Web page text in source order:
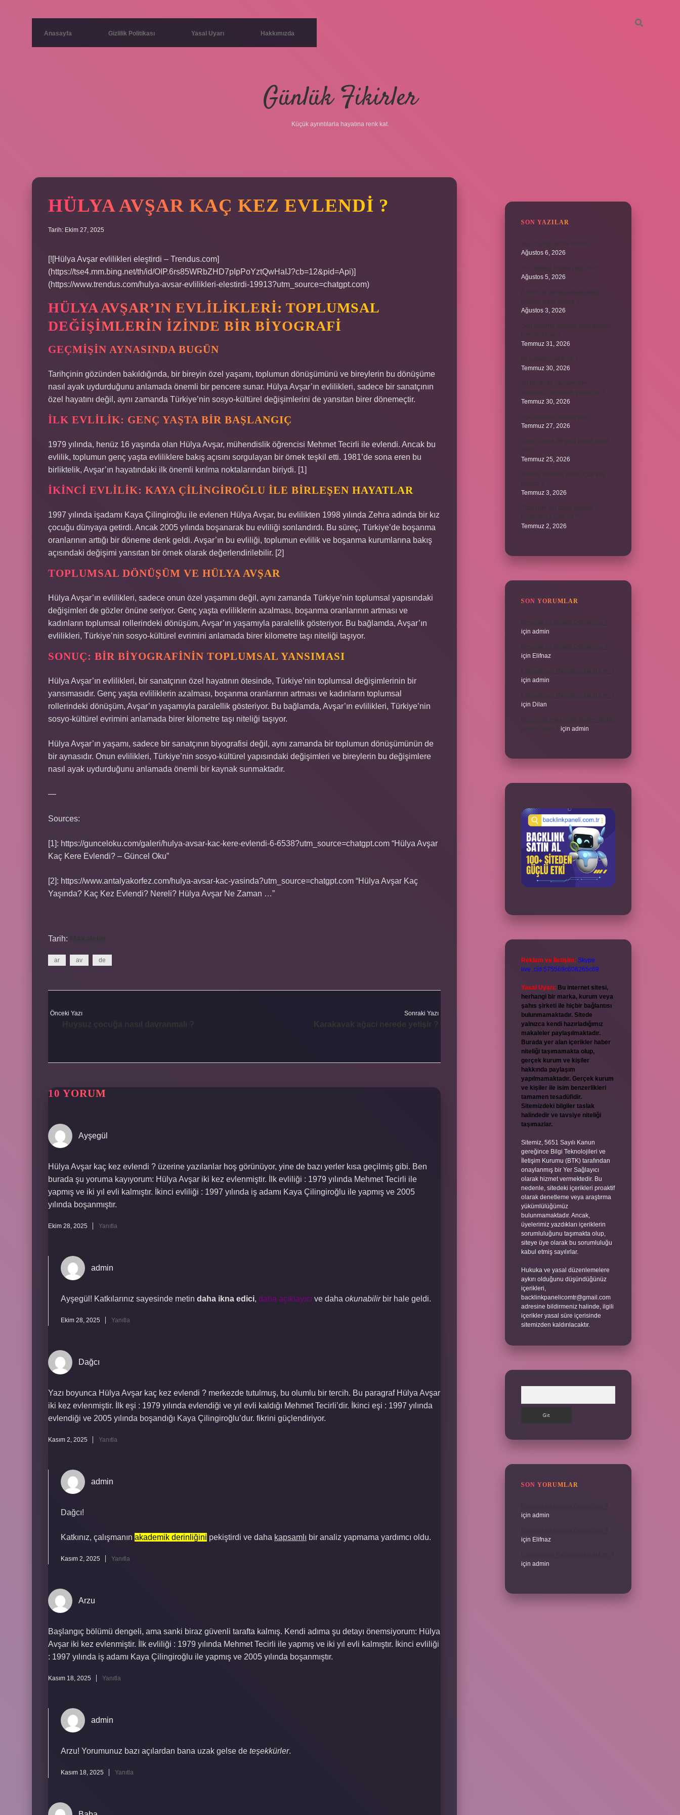
Anasayfa Gizlilik Politikası Yasal Uyarı Hakkımızda
Günlük Fikirler
Küçük ayrıntılarla hayatına renk kat.
HÜLYA AVŞAR KAÇ KEZ EVLENDI ?
Tarih: Ekim 27, 2025
[![Hülya Avşar evlilikleri eleştirdi – Trendus.com]
(https://tse4.mm.bing.net/th/id/OIP.6rs85WRbZHD7pIpPoYztQwHaIJ?cb=12&pid=Api)]
(https://www.trendus.com/hulya-avsar-evlilikleri-elestirdi-19913?utm_source=chatgpt.com)
HÜLYA AVŞAR’IN EVLILIKLERI: TOPLUMSAL
DEĞIŞIMLERIN İZINDE BIR BIYOGRAFI
GEÇMIŞIN AYNASINDA BUGÜN
Tarihçinin gözünden bakıldığında, bir bireyin özel yaşamı, toplumun dönüşümünü ve bireylerin bu dönüşüme
nasıl ayak uydurduğunu anlamada önemli bir pencere sunar. Hülya Avşar’ın evlilikleri, sadece bir sanatçının
özel hayatını değil, aynı zamanda Türkiye’nin sosyo-kültürel değişimlerini de yansıtan birer dönemeçtir.
İLK EVLILIK: GENÇ YAŞTA BIR BAŞLANGIÇ
1979 yılında, henüz 16 yaşında olan Hülya Avşar, mühendislik öğrencisi Mehmet Tecirli ile evlendi. Ancak bu
evlilik, toplumun genç yaşta evliliklere bakış açısını sorgulayan bir örnek teşkil etti. 1981’de sona eren bu
birliktelik, Avşar’ın hayatındaki ilk önemli kırılma noktalarından biriydi. [1]
İKINCI EVLILIK: KAYA ÇILINGIROĞLU ILE BIRLEŞEN HAYATLAR
1997 yılında işadamı Kaya Çilingiroğlu ile evlenen Hülya Avşar, bu evlilikten 1998 yılında Zehra adında bir kız
çocuğu dünyaya getirdi. Ancak 2005 yılında boşanarak bu evliliği sonlandırdı. Bu süreç, Türkiye’de boşanma
oranlarının arttığı bir döneme denk geldi. Avşar’ın bu evliliği, toplumun evlilik ve boşanma kurumlarına bakış
açısındaki değişimi yansıtan bir örnek olarak değerlendirilebilir. [2]
TOPLUMSAL DÖNÜŞÜM VE HÜLYA AVŞAR
Hülya Avşar’ın evlilikleri, sadece onun özel yaşamını değil, aynı zamanda Türkiye’nin toplumsal yapısındaki
değişimleri de gözler önüne seriyor. Genç yaşta evliliklerin azalması, boşanma oranlarının artması ve
kadınların toplumsal rollerindeki dönüşüm, Avşar’ın yaşamıyla paralellik gösteriyor. Bu bağlamda, Avşar’ın
evlilikleri, Türkiye’nin sosyo-kültürel evrimini anlamada birer kilometre taşı niteliği taşıyor.
SONUÇ: BIR BIYOGRAFININ TOPLUMSAL YANSIMASI
Hülya Avşar’ın evlilikleri, bir sanatçının özel hayatının ötesinde, Türkiye’nin toplumsal değişimlerinin bir
yansımasıdır. Genç yaşta evliliklerin azalması, boşanma oranlarının artması ve kadınların toplumsal
rollerindeki dönüşüm, Avşar’ın yaşamıyla paralellik gösteriyor. Bu bağlamda, Avşar’ın evlilikleri, Türkiye’nin
sosyo-kültürel evrimini anlamada birer kilometre taşı niteliği taşıyor.
Hülya Avşar’ın yaşamı, sadece bir sanatçının biyografisi değil, aynı zamanda bir toplumun dönüşümünün de
bir aynasıdır. Onun evlilikleri, Türkiye’nin sosyo-kültürel yapısındaki değişimleri ve bireylerin bu değişimlere
nasıl ayak uydurduğunu anlamada önemli bir kaynak sunmaktadır.
—
Sources:
[1]: https://gunceloku.com/galeri/hulya-avsar-kac-kere-evlendi-6-6538?utm_source=chatgpt.com “Hülya Avşar
Kaç Kere Evlendi? – Güncel Oku”
[2]: https://www.antalyakorfez.com/hulya-avsar-kac-yasinda?utm_source=chatgpt.com “Hülya Avşar Kaç
Yaşında? Kaç Kez Evlendi? Nereli? Hülya Avşar Ne Zaman …”
Tarih:
ar av de
Önceki Yazı Sonraki Yazı
10 YORUM
Ayşegül
Hülya Avşar kaç kez evlendi ? üzerine yazılanlar hoş görünüyor, yine de bazı yerler kısa geçilmiş gibi. Ben
burada şu yoruma kayıyorum: Hülya Avşar iki kez evlenmiştir. İlk evliliği : 1979 yılında Mehmet Tecirli ile
yapmış ve iki yıl evli kalmıştır. İkinci evliliği : 1997 yılında iş adamı Kaya Çilingiroğlu ile yapmış ve 2005
yılında boşanmıştır.
Ekim 28, 2025 Yanıtla
admin
Ayşegül! Katkılarınız sayesinde metin daha ikna edici, daha açıklayıcı ve daha okunabilirbir hale geldi.
Ekim 28, 2025 Yanıtla
Dağcı
Yazı boyunca Hülya Avşar kaç kez evlendi ? merkezde tutulmuş, bu olumlu bir tercih. Bu paragraf Hülya Avşar
iki kez evlenmiştir. İlk eşi : 1979 yılında evlendiği ve yıl evli kaldığı Mehmet Tecirli’dir. İkinci eşi : 1997 yılında
evlendiği ve 2005 yılında boşandığı Kaya Çilingiroğlu’dur. fikrini güçlendiriyor.
Kasım 2, 2025 Yanıtla
admin
Dağcı!
Katkınız, çalışmanın akademik derinliğini pekiştirdi ve daha kapsamlı bir analiz yapmama yardımcı oldu.
Kasım 2, 2025 Yanıtla
Arzu
Başlangıç bölümü dengeli, ama sanki biraz güvenli tarafta kalmış. Kendi adıma şu detayı önemsiyorum: Hülya
Avşar iki kez evlenmiştir. İlk evliliği : 1979 yılında Mehmet Tecirli ile yapmış ve iki yıl evli kalmıştır. İkinci evliliği
: 1997 yılında iş adamı Kaya Çilingiroğlu ile yapmış ve 2005 yılında boşanmıştır.
Kasım 18, 2025 Yanıtla
admin
Arzu! Yorumunuz bazı açılardan bana uzak gelse de teşekkürler.
Kasım 18, 2025 Yanıtla
SON YAZILAR
Burs hangi tarihte kesilir ?
Ağustos 6, 2026
Avcı böreği fırında pişer mi ?
Ağustos 5, 2026
6 aylık bir bebeğe balkabağı
çorbası nasıl yapılır ?
Ağustos 3, 2026
Sen Ağlama İstanbul’daki şarkıyı
kim söylüyor ?
Temmuz 31, 2026
Itır yaprağı yenir mi ?
Temmuz 30, 2026
40 bin İhlâs okurken her
defasında besmele çekilir mi ?
Temmuz 30, 2026
Aşk duygusu neden var ?
Temmuz 27, 2026
Tanju Çolak 39 golü hangi sene
Temmuz 25, 2026
Temmuz 3, 2026
paslanmaz çelik mi ?
Temmuz 2, 2026
SON YORUMLAR
için admin
için Elifnaz
için admin
için Dilan
için admin
Reklam ve İletişim: Skype:
live:.cid.575569c608265c69
Yasal Uyarı: Bu internet sitesi,
herhangi bir marka, kurum veya
şahıs şirketi ile hiçbir bağlantısı
bulunmamaktadır. Sitede
yalnızca kendi hazırladığımız
makaleler paylaşılmaktadır.
Burada yer alan içerikler haber
niteliği taşımamakta olup,
gerçek kurum ve kişiler
hakkında paylaşım
yapılmamaktadır. Gerçek kurum
ve kişiler ile isim benzerlikleri
tamamen tesadüfidir.
Sitemizdeki bilgiler taslak
halindedir ve tavsiye niteliği
taşımazlar.
Sitemiz, 5651 Sayılı Kanun
gereğince Bilgi Teknolojileri ve
İletişim Kurumu (BTK) tarafından
onaylanmış bir Yer Sağlayıcı
olarak hizmet vermektedir. Bu
nedenle, sitedeki içerikleri proaktif
olarak denetleme veya araştırma
yükümlülüğümüz
bulunmamaktadır. Ancak,
üyelerimiz yazdıkları içeriklerin
sorumluluğunu taşımakta olup,
siteye üye olarak bu sorumluluğu
kabul etmiş sayılırlar.
Hukuka ve yasal düzenlemelere
aykırı olduğunu düşündüğünüz
içerikleri,
backlinkpanelicomtr@gmail.com
adresine bildirmeniz halinde, ilgili
içerikler yasal süre içerisinde
sitemizden kaldırılacaktır.
SON YORUMLAR
için admin
için Elifnaz
için admin